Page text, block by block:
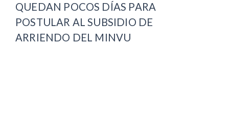
QUEDAN POCOS DÍAS PARA
POSTULAR AL SUBSIDIO DE
ARRIENDO DEL MINVU